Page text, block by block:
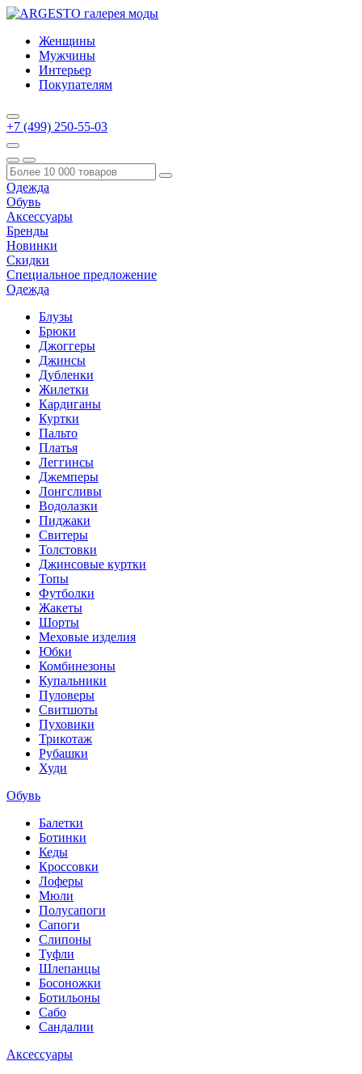
Женщины
Мужчины
Интерьер
Покупателям
+7 (499) 250-55-03
Одежда
Обувь
Аксессуары
Бренды
Новинки
Скидки
Специальное предложение
Одежда
Блузы
Брюки
Джоггеры
Джинсы
Дубленки
Жилетки
Кардиганы
Куртки
Пальто
Платья
Леггинсы
Джемперы
Лонгсливы
Водолазки
Пиджаки
Свитеры
Толстовки
Джинсовые куртки
Топы
Футболки
Жакеты
Шорты
Меховые изделия
Юбки
Комбинезоны
Купальники
Пуловеры
Свитшоты
Пуховики
Трикотаж
Рубашки
Худи
Обувь
Балетки
Ботинки
Кеды
Кроссовки
Лоферы
Мюли
Полусапоги
Сапоги
Слипоны
Туфли
Шлепанцы
Босоножки
Ботильоны
Сабо
Сандалии
Аксессуары